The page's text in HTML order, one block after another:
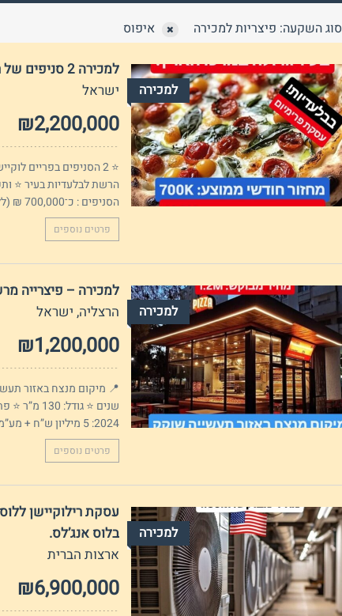
סוג השקעה: פיצריות למכירה איפוס
למכירה
למכירה 2 סניפים של רשת פיצה ידועה וחזקה בעיר במרכז הארץ
ישראל
₪2,200,000
⭐ 2 הסניפים בפריים
הסניפים : כ־700,000 ₪ (ללא מע”מ) ⭐ משכורות בעלים 30,000 ש”ח בחודש...
פרטים נוספים
למכירה
למכירה – פיצרייה
הרצליה, ישראל
₪1,200,000
שנים ⭐
2024: 5 מיליון ש”ח + מע”מ ⭐ רווחיות: 11% (ללא קשר לשכר בעלים...
פרטים נוספים
למכירה
עסקת רילוקיישן
בלוס אנג’לס.
ארצות הברית
₪6,900,000